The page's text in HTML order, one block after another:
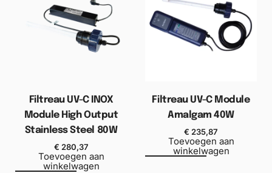
Filtreau UV-C INOX
Module High Output
Stainless Steel 80W
€ 280,37
Toevoegen aan
winkelwagen
Filtreau UV-C Module
Amalgam 40W
€ 235,87
Toevoegen aan
winkelwagen